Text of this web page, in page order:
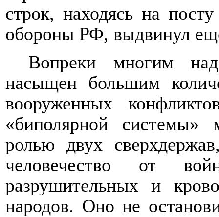
строк, находясь на
обороны РФ, выдвинул
Вопреки многим
насыщен большим
вооруженных
«биполярной
ролью двух
человечество от
разрушительных и
народов. Оно не